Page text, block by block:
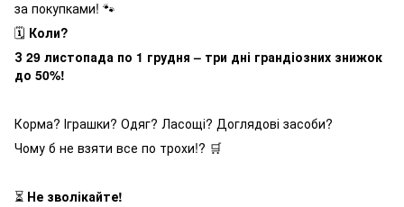
за покупками! 🐾
🗓️ Коли?
З 29 листопада по 1 грудня – три дні грандіозних знижок
до 50%!
Корма? Іграшки? Одяг? Ласощі? Доглядові засоби?
Чому б не взяти все по трохи!? 🛒
⏳ Не зволікайте!